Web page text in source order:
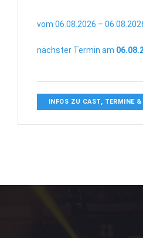
vom 06.08.2026 –
nächster Termin am
INFOS ZU CAST, TERMINE